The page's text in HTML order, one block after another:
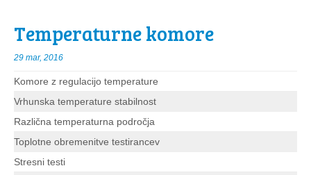
Temperaturne komore
29 mar, 2016
Komore z regulacijo temperature
Vrhunska temperature stabilnost
Različna temperaturna področja
Toplotne obremenitve testirancev
Stresni testi